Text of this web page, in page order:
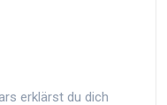
erklärst du dich